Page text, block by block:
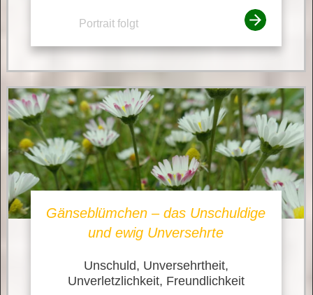
Portrait folgt
Gänseblümchen – das Unschuldige
und ewig Unversehrte
Unschuld, Unversehrtheit,
Unverletzlichkeit, Freundlichkeit